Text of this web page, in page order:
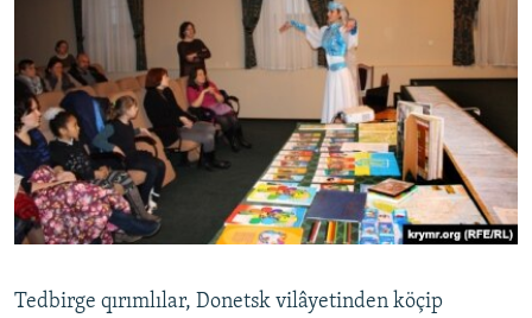
Tedbirge qırımlılar, Donetsk vilâyetinden köçip